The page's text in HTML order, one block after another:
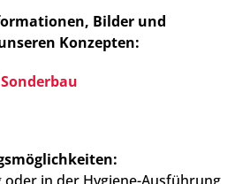
Bilder und
Konzepten: